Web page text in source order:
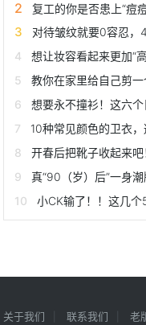
复工的你是否患上“痘
对待皱纹就要0容忍，
想让妆容看起来更加“
教你在家里给自己剪
想要永不撞衫！这六
10种常见颜色的卫衣
开春后把靴子收起来吧
真“90（岁）后”一身
小CK输了！！这几个
关于我们 联系我们 老